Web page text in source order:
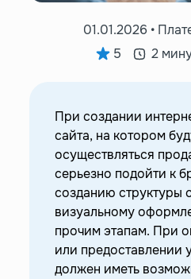
01.01.2026 •
5
2
При создании
сайта, на котором
осуществляться
серьезно подойти к
созданию структуры
визуальному
прочим этапам. При
или предоставлении
должен иметь